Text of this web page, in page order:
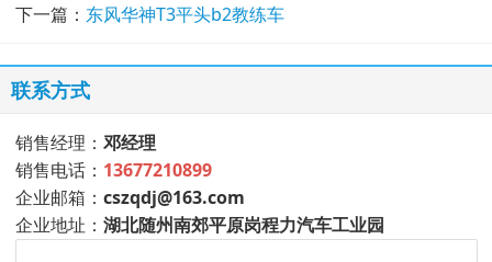
下一篇： 东风华神T3平头b2教练车
联系方式
销售经理： 邓经理
销售电话： 13677210899
企业邮箱： cszqdj@163.com
企业地址： 湖北随州南郊平原岗程力汽车工业园